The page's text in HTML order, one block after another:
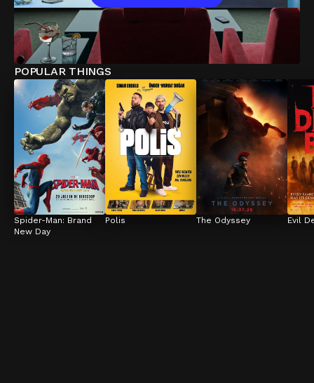
POPULAR THINGS
Spider-Man: Brand
New Day
Polis The Odyssey Evil